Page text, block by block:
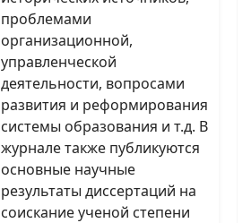
проблемами
организационной,
управленческой
деятельности, вопросами
развития и реформирования
системы образования и т.д. В
журнале также публикуются
основные научные
результаты диссертаций на
соискание ученой степени